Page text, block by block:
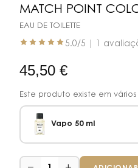
MATCH POINT
EAU DE TOILETTE
5.0/5 | 1
45,50 €
Este produto existe em
Vapo 50 ml